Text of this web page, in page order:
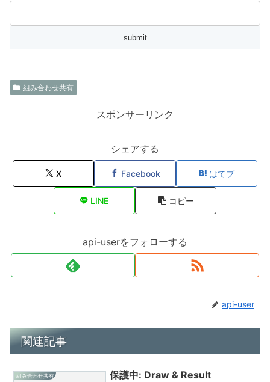
組み合わせ共有
スポンサーリンク
シェアする
X Facebook はてブ
LINE コピー
api-userをフォローする
api-user
関連記事
組み合わせ共有 保護中: Draw & Result